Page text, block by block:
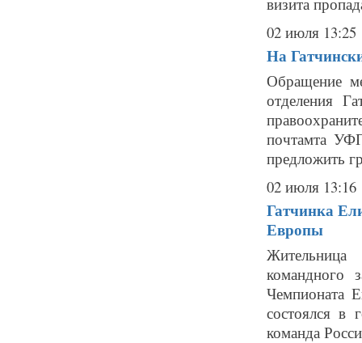
02 июля 13:25
На
Обращение
отделения
почтамта
предложить
02 июля 13:16
Гатчинка
Европы
Жительница
командного
Чемпионата
состоялся в
команда